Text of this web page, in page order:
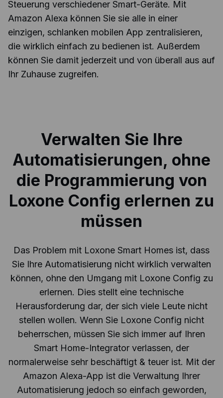
Steuerung verschiedener Smart-Geräte. Mit
Amazon Alexa können Sie sie alle in einer
einzigen, schlanken mobilen App zentralisieren,
die wirklich einfach zu bedienen ist. Außerdem
können Sie damit jederzeit und von überall aus auf
Ihr Zuhause zugreifen.
Verwalten Sie Ihre
Automatisierungen, ohne
die Programmierung von
Loxone Config erlernen zu
müssen
Das Problem mit Loxone Smart Homes ist, dass
Sie Ihre Automatisierung nicht wirklich verwalten
können, ohne den Umgang mit Loxone Config zu
erlernen. Dies stellt eine technische
Herausforderung dar, der sich viele Leute nicht
stellen wollen. Wenn Sie Loxone Config nicht
beherrschen, müssen Sie sich immer auf Ihren
Smart Home-Integrator verlassen, der
normalerweise sehr beschäftigt & teuer ist. Mit der
Amazon Alexa-App ist die Verwaltung Ihrer
Automatisierung jedoch so einfach geworden,